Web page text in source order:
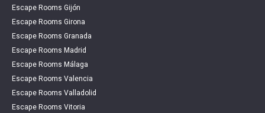
Escape Rooms Gijón
Escape Rooms Girona
Escape Rooms Granada
Escape Rooms Madrid
Escape Rooms Málaga
Escape Rooms Valencia
Escape Rooms Valladolid
Escape Rooms Vitoria